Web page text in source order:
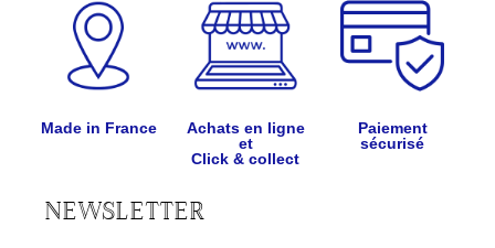
Made in France
Achats en ligne
et
Click & collect
Paiement
sécurisé
NEWSLETTER